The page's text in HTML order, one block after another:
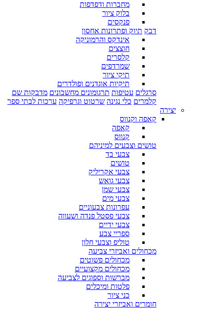
מחברות ודפדפות
בלוק ציור
פנקסים
דבק תיוק ופתרונות אחסון
אינדקס והרמוניקה
חוצצים
קלסרים
שמרדפים
תיקי ציור
תיקיות אוגדנים ופולדרים
סרגלים עטיפות תרגומונים מחשבונים מדבקות שם
קלמרים כלי נגינה שרטוט וגרפיקה ערכות לבתי ספר
יצירה
קאפה וקנווס
קאפה
קנווס
טושים וצבעים למיניהם
צבעי בד
טושים
צבעי אקריליק
צבעי גואש
צבעי שמן
צבעי מים
עפרונות צבעוניים
צבעי פסטל פנדה ושעווה
צבעי ידיים
ספריי צבע
טוליפ וצבעי חלון
מכחולים ואביזרי צביעה
מכחולים פשוטים
מכחולים מקצועיים
מברשות וספוגים לצביעה
פלטות ומיכלים
כני ציור
חומרים ואביזרי יצירה